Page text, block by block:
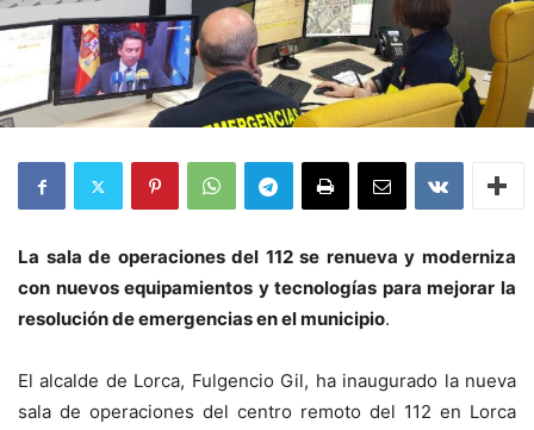
La sala de operaciones del 112 se renueva y moderniza
con nuevos equipamientos y tecnologías para mejorar la
resolución de emergencias en el municipio.
El alcalde de Lorca, Fulgencio Gil, ha inaugurado la nueva
sala de operaciones del centro remoto del 112 en Lorca